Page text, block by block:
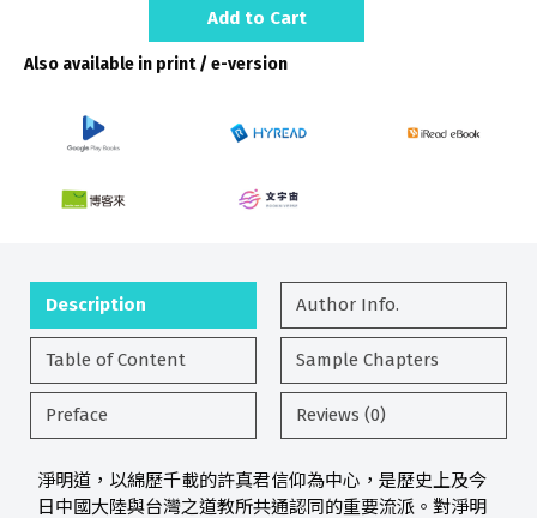
Add to Cart
Also available in print / e-version
Description Author Info.
Table of Content Sample Chapters
Preface Reviews (0)
淨明道，以綿歷千載的許真君信仰為中心，是歷史上及今
日中國大陸與台灣之道教所共通認同的重要流派。對淨明